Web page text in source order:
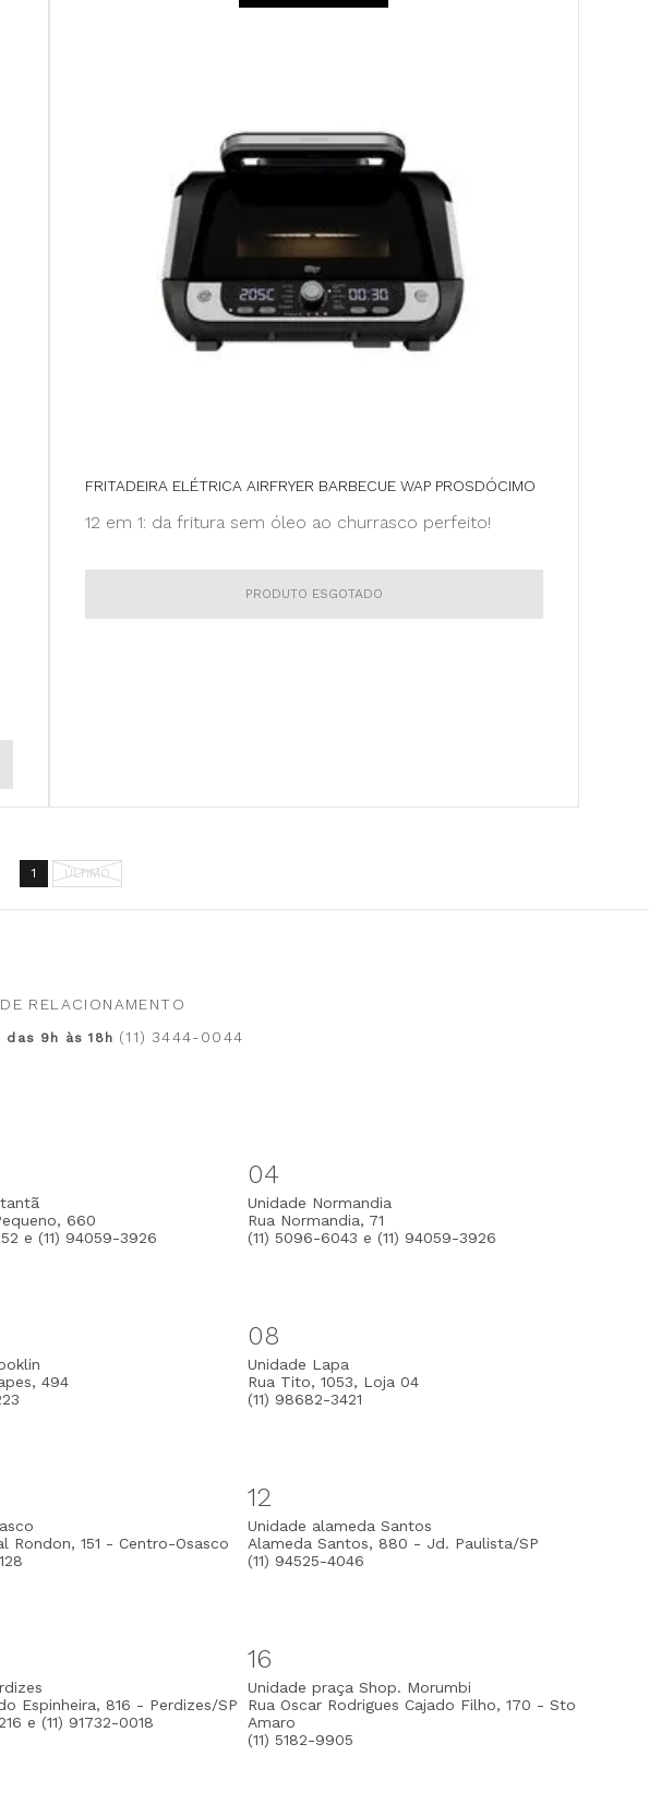
FRITADEIRA ELÉTRICA AIRFRYER BARBECUE WAP PROSDÓCIMO
12 em 1: da fritura sem óleo ao churrasco perfeito!
PRODUTO ESGOTADO
1 ÚLTIMO
RELACIONAMENTO
das 9h às 18h (11) 3444-0044
660
e (11) 94059-3926
04
Unidade Normandia
Rua Normandia, 71
(11) 5096-6043 e (11) 94059-3926
494
08
Unidade Lapa
Rua Tito, 1053, Loja 04
(11) 98682-3421
Rondon, 151 - Centro-Osasco
12
Unidade alameda Santos
Alameda Santos, 880 - Jd. Paulista/SP
(11) 94525-4046
Espinheira, 816 - Perdizes/SP
e (11) 91732-0018
16
Unidade praça Shop. Morumbi
Rua Oscar Rodrigues Cajado Filho, 170 - Sto
Amaro
(11) 5182-9905